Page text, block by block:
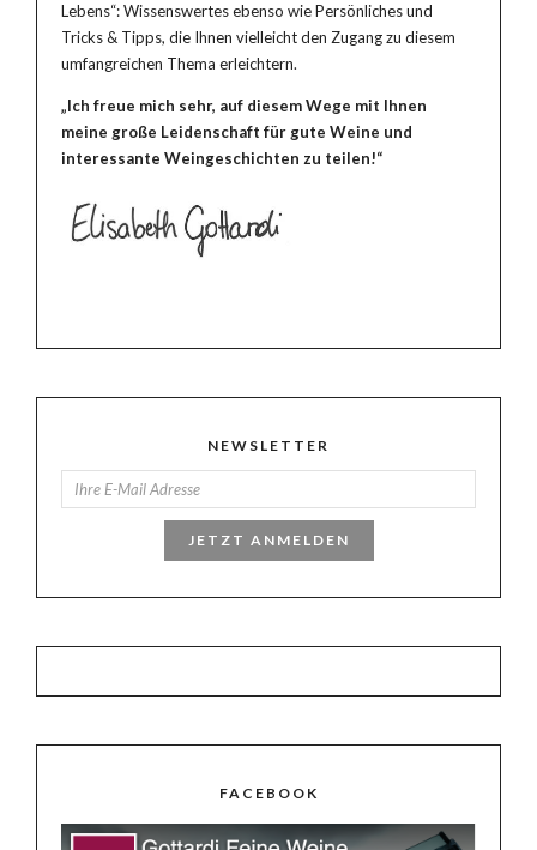
Lebens“: Wissenswertes ebenso wie Persönliches und
Tricks & Tipps, die Ihnen vielleicht den Zugang zu diesem
umfangreichen Thema erleichtern.
„Ich freue mich sehr, auf diesem Wege mit Ihnen
meine große Leidenschaft für gute Weine und
interessante Weingeschichten zu teilen!“
NEWSLETTER
JETZT ANMELDEN
FACEBOOK